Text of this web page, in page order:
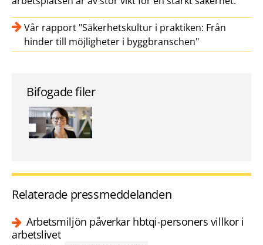
Vår rapport "Säkerhetskultur i praktiken: Från
hinder till möjligheter i byggbranschen"
Bifogade filer
Relaterade pressmeddelanden
Arbetsmiljön påverkar hbtqi-personers villkor i
arbetslivet